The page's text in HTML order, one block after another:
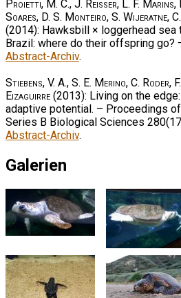
Proietti, M. C., J. Reisser, L. F.
Soares, D. S. Monteiro, S. Wijeratne,
(2014): Hawksbill × loggerhead sea
Brazil: where do their offspring go?
Abstract-Archiv.
Stiebens, V. A., S. E. Merino, C. Roder,
Eizaguirre (2013): Living on the
adaptive potential. – Proceedings
Series B Biological Sciences
Abstract-Archiv.
Galerien